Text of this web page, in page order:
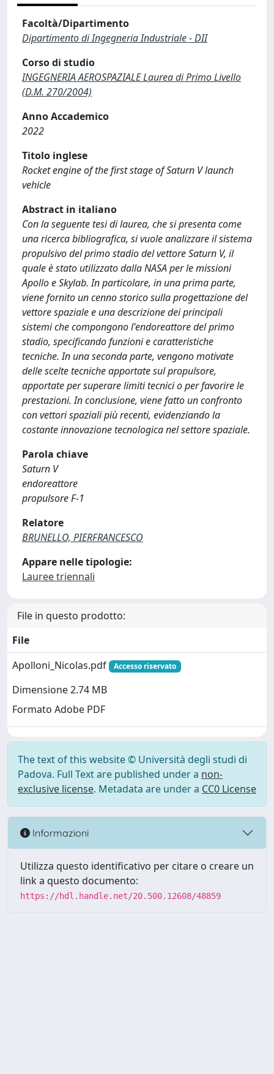
Facoltà/Dipartimento
Dipartimento di Ingegneria Industriale - DII
Corso di studio
INGEGNERIA AEROSPAZIALE Laurea di Primo Livello
(D.M. 270/2004)
Anno Accademico
2022
Titolo inglese
Rocket engine of the first stage of Saturn V launch
vehicle
Abstract in italiano
Con la seguente tesi di laurea, che si presenta come
una ricerca bibliografica, si vuole analizzare il sistema
propulsivo del primo stadio del vettore Saturn V, il
quale è stato utilizzato dalla NASA per le missioni
Apollo e Skylab. In particolare, in una prima parte,
viene fornito un cenno storico sulla progettazione del
vettore spaziale e una descrizione dei principali
sistemi che compongono l'endoreattore del primo
stadio, specificando funzioni e caratteristiche
tecniche. In una seconda parte, vengono motivate
delle scelte tecniche apportate sul propulsore,
apportate per superare limiti tecnici o per favorire le
prestazioni. In conclusione, viene fatto un confronto
con vettori spaziali più recenti, evidenziando la
costante innovazione tecnologica nel settore spaziale.
Parola chiave
Saturn V
endoreattore
propulsore F-1
Relatore
BRUNELLO, PIERFRANCESCO
Appare nelle tipologie:
Lauree triennali
File in questo prodotto:
File
Apolloni_Nicolas.pdf
Accesso riservato
Dimensione 2.74 MB
Formato Adobe PDF
The text of this website © Università degli studi di
Padova. Full Text are published under a non-
exclusive license. Metadata are under a CC0 License
Informazioni
Utilizza questo identificativo per citare o creare un
link a questo documento:
https://hdl.handle.net/20.500.12608/48859